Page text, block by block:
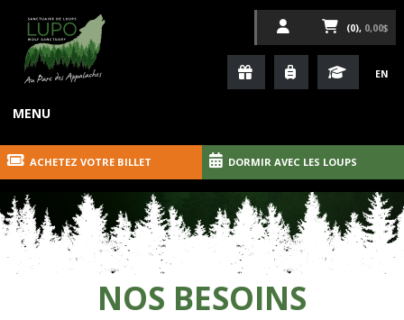
(0), 0,00$
EN
MENU
ACHETEZ VOTRE BILLET DORMIR AVEC LES LOUPS
NOS BESOINS